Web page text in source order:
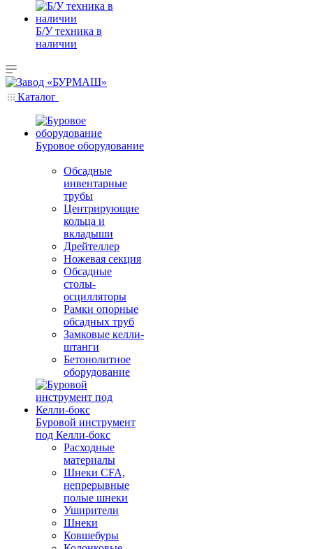
Б/У техника в
наличии
Каталог
Буровое оборудование
Обсадные
инвентарные
трубы
Центрирующие
кольца и
вкладыши
Дрейтеллер
Ножевая секция
Обсадные
столы-
осцилляторы
Рамки опорные
обсадных труб
Замковые келли-
штанги
Бетонолитное
оборудование
Буровой инструмент
под Келли-бокс
Расходные
материалы
Шнеки CFA,
непрерывные
полые шнеки
Уширители
Шнеки
Ковшебуры